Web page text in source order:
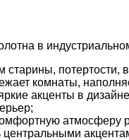
в
комнаты,
акценты в
атмосферу